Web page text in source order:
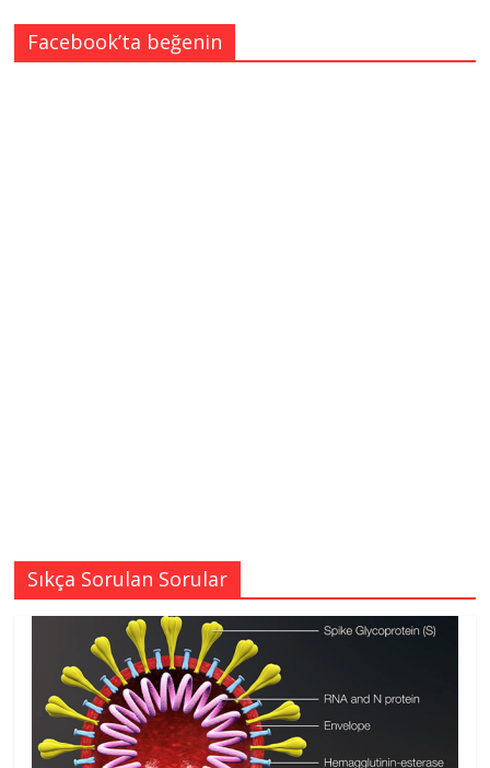
Facebook’ta beğenin
Sıkça Sorulan Sorular